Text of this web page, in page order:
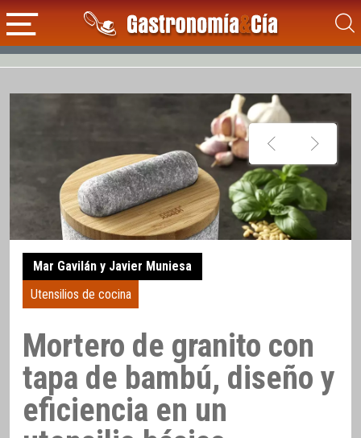
Mar Gavilán y Javier Muniesa
Utensilios de cocina
Mortero de granito con
tapa de bambú, diseño y
eficiencia en un